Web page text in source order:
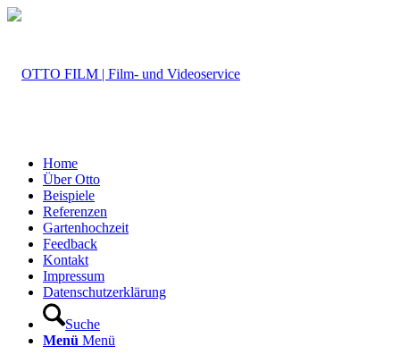
Home
Über Otto
Beispiele
Referenzen
Gartenhochzeit
Feedback
Kontakt
Impressum
Datenschutzerklärung
Suche
Menü Menü